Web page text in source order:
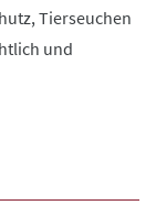
Tierseuchen
und